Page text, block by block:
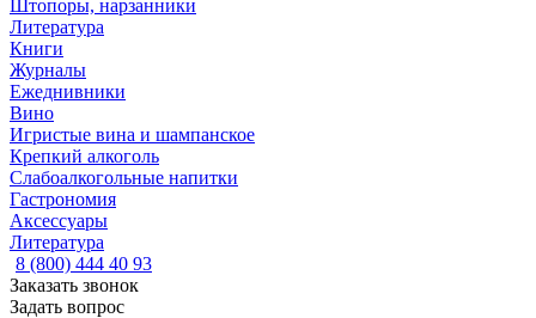
Штопоры, нарзанники
Литература
Книги
Журналы
Ежеднивники
Вино
Игристые вина и шампанское
Крепкий алкоголь
Слабоалкогольные напитки
Гастрономия
Аксессуары
Литература
8 (800) 444 40 93
Заказать звонок
Задать вопрос